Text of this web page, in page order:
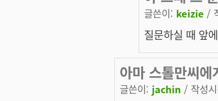
글쓴이: keizie /
질문하실 때 앞
아마 스톨만씨
글쓴이: jachin / 작성